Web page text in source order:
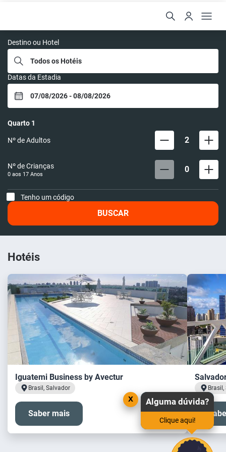
AVECTUR
Destino ou Hotel
Datas da Estadia
Quarto 1
Nº de Adultos 2
Nº de Crianças
0 aos 17 Anos 0
Tenho um código
BUSCAR
Hotéis
Iguatemi Business by Avectur
Brasil, Salvador
Saber mais
Alguma dúvida?
Clique aqui!
x